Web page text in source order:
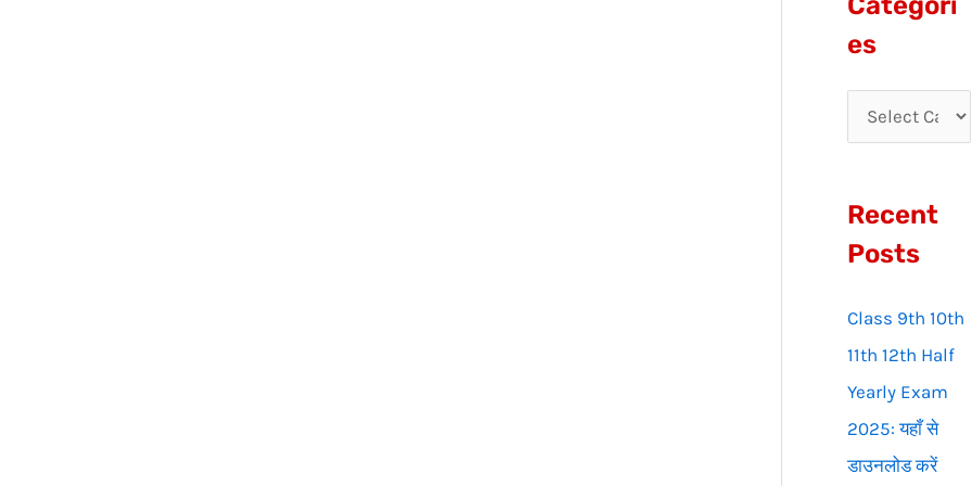
f
r
:
es
Recent
Posts
Class 9th 10th
11th 12th Half
Yearly Exam
2025: यहाँ से
डाउनलोड करें